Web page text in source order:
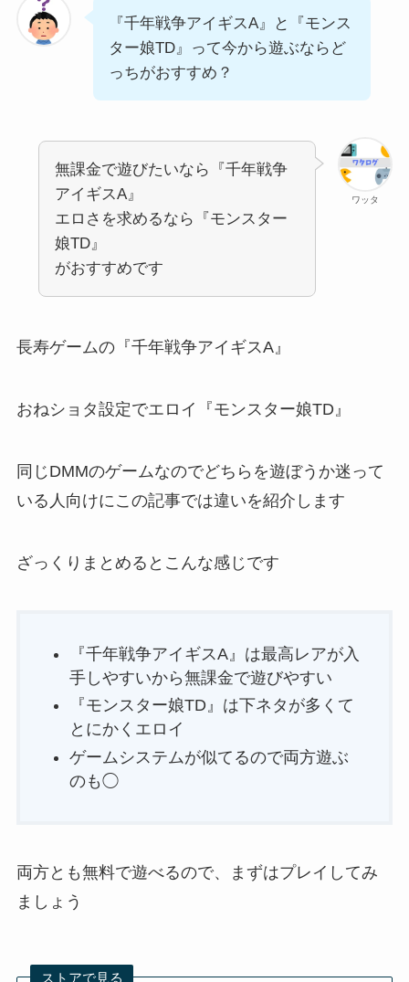
『千年戦争アイギスA』と『モンス
ター娘TD』って今から遊ぶならど
っちがおすすめ？
ワッタ
無課金で遊びたいなら『千年戦争
アイギスA』
エロさを求めるなら『モンスター
娘TD』
がおすすめです
長寿ゲームの『千年戦争アイギスA』
おねショタ設定でエロイ『モンスター娘TD』
同じDMMのゲームなのでどちらを遊ぼうか迷って
いる人向けにこの記事では違いを紹介します
ざっくりまとめるとこんな感じです
『千年戦争アイギスA』は最高レアが入
手しやすいから無課金で遊びやすい
『モンスター娘TD』は下ネタが多くて
とにかくエロイ
ゲームシステムが似てるので両方遊ぶ
のも◯
両方とも無料で遊べるので、まずはプレイしてみ
ましょう
ストアで見る